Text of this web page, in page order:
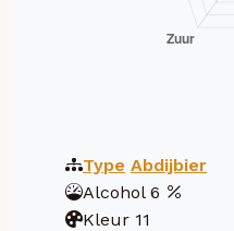
Type Abdijbier
Alcohol 6
Kleur 11